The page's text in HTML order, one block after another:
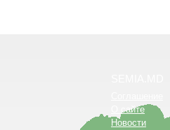
О сайте
Новости